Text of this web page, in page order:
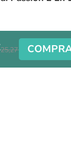
25,27 €
redes sociales